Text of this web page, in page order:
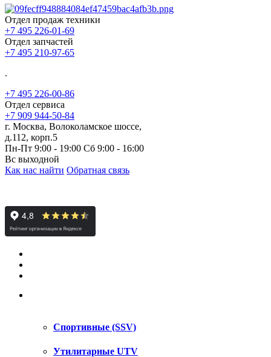
Отдел продаж техники
+7 495 226-01-69
Отдел запчастей
+7 495 210-97-65
.
+7 495 226-00-86
Отдел сервиса
+7 909 944-50-84
г. Москва, Волоколамское шоссе,
д.112, корп.5
Пн-Пт 9:00 - 19:00 Сб 9:00 - 16:00
Вс выходной
Как нас найти Обратная связь
Спортивные (SSV)
Утилитарные UTV